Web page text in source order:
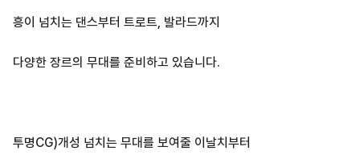
흥이 넘치는 댄스부터 트로트, 발라드까지
다양한 장르의 무대를 준비하고 있습니다.
투명CG)개성 넘치는 무대를 보여줄 이날치부터